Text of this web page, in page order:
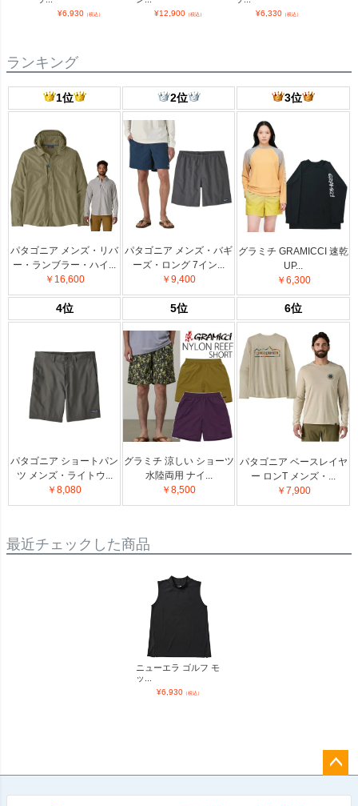
¥6,930（税込） ¥12,900（税込） ¥6,330（税込）
ランキング
1位 2位 3位
パタゴニア メンズ・リバ
ー・ランブラー・ハイ...
￥16,600
パタゴニア メンズ・バギ
ーズ・ロング 7イン...
￥9,400
グラミチ GRAMICCI 速乾
UP...
￥6,300
4位 5位 6位
パタゴニア ショートパン
ツ メンズ・ライトウ...
￥8,080
グラミチ 涼しい ショーツ
水陸両用 ナイ...
￥8,500
パタゴニア ベースレイヤ
ー ロンT メンズ・...
￥7,900
最近チェックした商品
ニューエラ ゴルフ モ
ッ...
¥6,930（税込）